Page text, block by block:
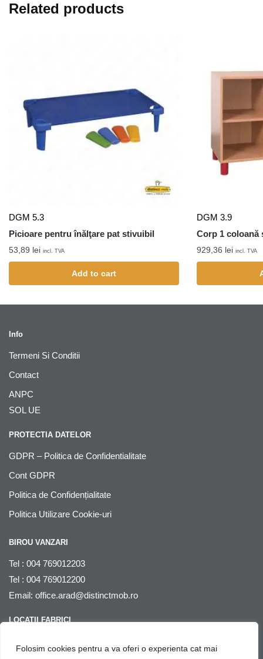
Folosim cookies pentru a va oferi o experienta cat mai
Related products
DGM 5.3
Picioare pentru înălţare pat stivuibil
53,89 lei incl. TVA
Add to cart
DGM 3.9
Corp 1 coloană
929,36 lei incl. TVA
Info
Termeni Si Conditii
Contact
ANPC
SOL UE
PROTECTIA DATELOR
GDPR – Politica de Confidentialitate
Cont GDPR
Politica de Confidențialitate
Politica Utilizare Cookie-uri
BIROU VANZARI
Tel : 004 769012203
Tel : 004 769012200
Email: office.arad@distinctmob.ro
LOCATII FABRICI
Romania